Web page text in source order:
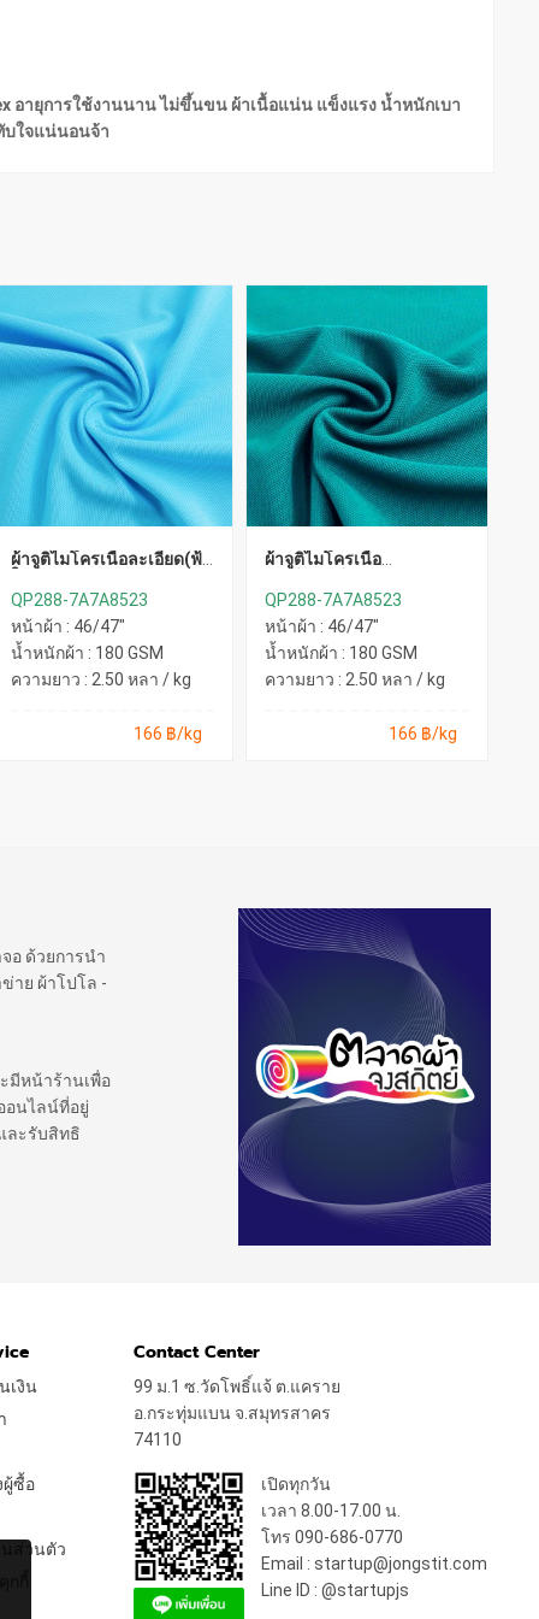
อายุการใช้งานนาน ไม่ขึ้นขน ผ้าเนื้อแน่น แข็งแรง น้ำหนักเบา
บใจแน่นอนจ้า
ผ้าจูติไมโครเนื้อละเอียด(ฟ้า
QP288-7A7A8523
หน้าผ้า : 46/47"
น้ำหนักผ้า : 180 GSM
ความยาว : 2.50 หลา / kg
166 ฿/kg
ผ้าจูติไมโครเนื้อ
QP288-7A7A8523
หน้าผ้า : 46/47"
น้ำหนักผ้า : 180 GSM
ความยาว : 2.50 หลา / kg
166 ฿/kg
อ ด้วยการนำ
าย ผ้าโปโล -
มีหน้าร้านเพื่อ
อนไลน์ที่อยู่
ละรับสิทธิ
เงิน
ผู้ซื้อ
นส่วนตัว
กี้
Contact Center
99 ม.1 ซ.วัดโพธิ์แจ้ ต.แคราย
อ.กระทุ่มแบน จ.สมุทรสาคร
74110
เปิดทุกวัน
เวลา 8.00-17.00 น.
โทร 090-686-0770
Email : startup@jongstit.com
Line ID : @startupjs